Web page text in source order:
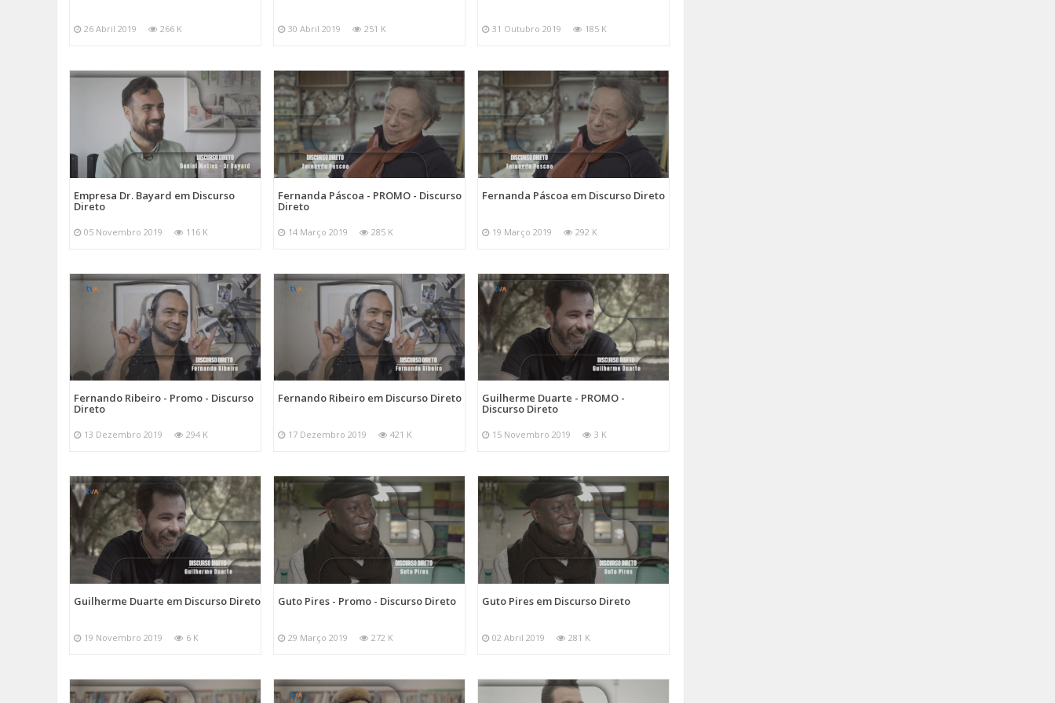
26 Abril 2019 266 K 30 Abril 2019 251 K 31 Outubro 2019 185 K
Empresa Dr. Bayard em Discurso
Direto
05 Novembro 2019 116 K
Fernanda Páscoa - PROMO - Discurso
Direto
14 Março 2019 285 K
Fernanda Páscoa em Discurso Direto
19 Março 2019 292 K
Fernando Ribeiro - Promo - Discurso
Direto
13 Dezembro 2019 294 K
Fernando Ribeiro em Discurso Direto
17 Dezembro 2019 421 K
Guilherme Duarte - PROMO -
Discurso Direto
15 Novembro 2019 3 K
Guilherme Duarte em Discurso Direto
19 Novembro 2019 6 K
Guto Pires - Promo - Discurso Direto
29 Março 2019 272 K
Guto Pires em Discurso Direto
02 Abril 2019 281 K